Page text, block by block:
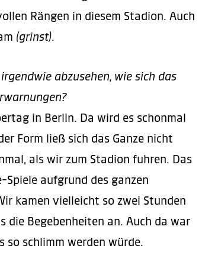
Rängen in diesem Stadion. Auch
(grinst).
abzusehen, wie sich das
in Berlin. Da wird es schonmal
Form ließ sich das Ganze nicht
als wir zum Stadion fuhren. Das
Spiele aufgrund des ganzen
kamen vielleicht so zwei Stunden
die Begebenheiten an. Auch da war
so schlimm werden würde.